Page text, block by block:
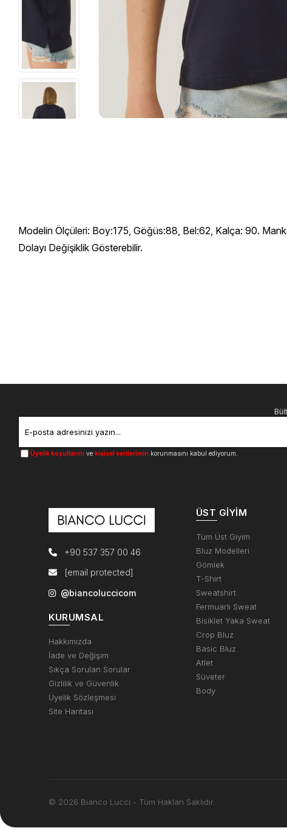
Modelin Ölçüleri: Boy:175, Göğüs:88, Bel:62, Kalça: 90.
Dolayı Değişiklik Gösterebilir.
Üyelik koşullarını ve kişisel verilerimin korunmasını kabul ediyorum.
+90 537 357 00 46
[email protected]
@biancoluccicom
KURUMSAL
Hakkımızda
İade ve Değişim
Sıkça Sorulan Sorular
Gizlilik ve Güvenlik
Üyelik Sözleşmesi
Site Haritası
ÜST GIYIM
Tüm Üst Giyim
Bluz Modelleri
Gömlek
T-Shirt
Sweatshirt
Fermuarlı Sweat
Bisiklet Yaka Sweat
Crop Bluz
Basic Bluz
Atlet
Süveter
Body
© 2026 Bianco Lucci - Tüm Hakları Saklıdır.